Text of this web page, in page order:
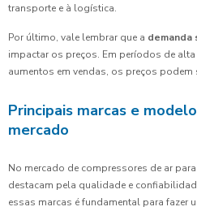
transporte e à logística.
Por último, vale lembrar que a demanda
impactar os preços. Em períodos de
aumentos em vendas, os preços podem
Principais marcas e
mercado
No mercado de compressores de ar
destacam pela qualidade e
essas marcas é fundamental para fazer